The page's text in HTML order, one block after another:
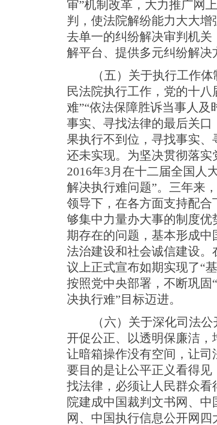
审”机制改革，大力推广网
判，使法院解纷能力大大
去单一的纠纷解决审判机
解平台、提供多元纠纷解
（五）关于执行工作体
民法院执行工作，党的十
难”“依法保障胜诉当事人
事实、寻找法律的最后关口
果执行不到位，寻找事实
还未实现。为坚决贯彻落
2016年3月在十二届全国人
解决执行难问题”。三年来
领导下，在各方面支持配
够集中力量办大事的制度
期存在的问题，基本形成
法治建设和社会诚信建设
议上正式宣布如期实现了“
按照党中央部署，不断巩固
决执行难”目标迈进。
（六）关于深化司法公
开促公正、以透明保廉洁
让暗箱操作没有空间，让
要目的是让公平正义看得
找法律，必须让人民群众
院建成中国裁判文书网、
网、中国执行信息公开网